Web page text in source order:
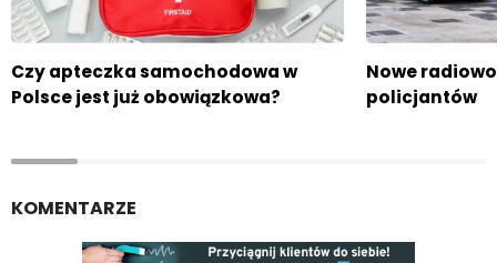
Czy apteczka samochodowa w
Polsce jest już obowiązkowa?
Nowe
policjantów
KOMENTARZE